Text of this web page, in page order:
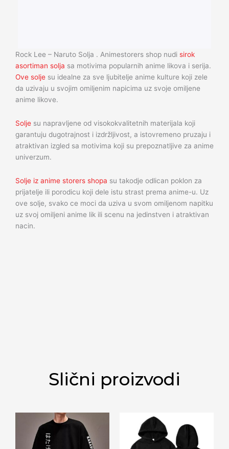
Rock Lee – Naruto Solja . Animestorers shop nudi sirok
asortiman solja sa motivima popularnih anime likova i serija.
Ove solje su idealne za sve ljubitelje anime kulture koji zele
da uzivaju u svojim omiljenim napicima uz svoje omiljene
anime likove.
Solje su napravljene od visokokvalitetnih materijala koji
garantuju dugotrajnost i izdržljivost, a istovremeno pruzaju i
atraktivan izgled sa motivima koji su prepoznatljive za anime
univerzum.
Solje iz anime storers shopa su takodje odlican poklon za
prijatelje ili porodicu koji dele istu strast prema anime-u. Uz
ove solje, svako ce moci da uziva u svom omiljenom napitku
uz svoj omiljeni anime lik ili scenu na jedinstven i atraktivan
nacin.
Slični proizvodi